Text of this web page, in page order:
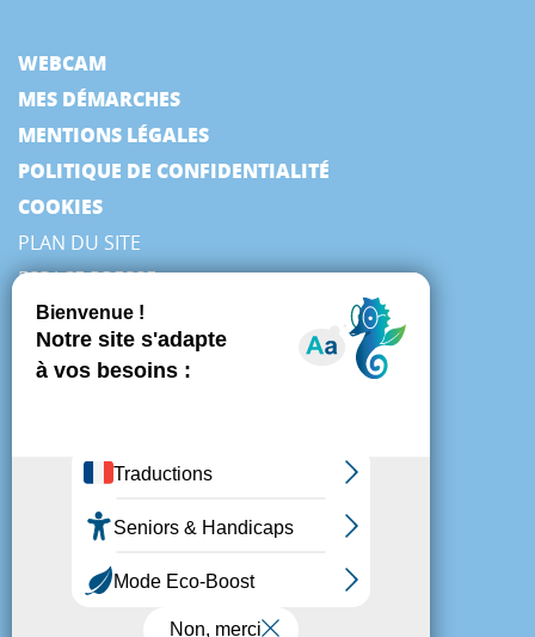
WEBCAM
MES DÉMARCHES
MENTIONS LÉGALES
POLITIQUE DE CONFIDENTIALITÉ
COOKIES
PLAN DU SITE
ESPACE PRESSE